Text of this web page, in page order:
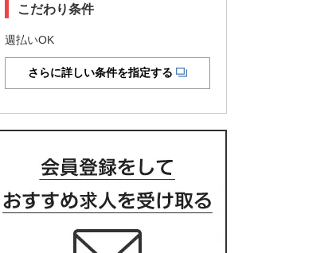
こだわり条件
週払いOK
さらに詳しい条件を指定する